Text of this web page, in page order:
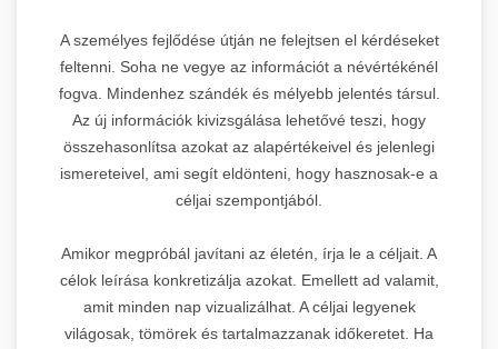
A személyes fejlődése útján ne felejtsen el kérdéseket
feltenni. Soha ne vegye az információt a névértékénél
fogva. Mindenhez szándék és mélyebb jelentés társul.
Az új információk kivizsgálása lehetővé teszi, hogy
összehasonlítsa azokat az alapértékeivel és jelenlegi
ismereteivel, ami segít eldönteni, hogy hasznosak-e a
céljai szempontjából.
Amikor megpróbál javítani az életén, írja le a céljait. A
célok leírása konkretizálja azokat. Emellett ad valamit,
amit minden nap vizualizálhat. A céljai legyenek
világosak, tömörek és tartalmazzanak időkeretet. Ha